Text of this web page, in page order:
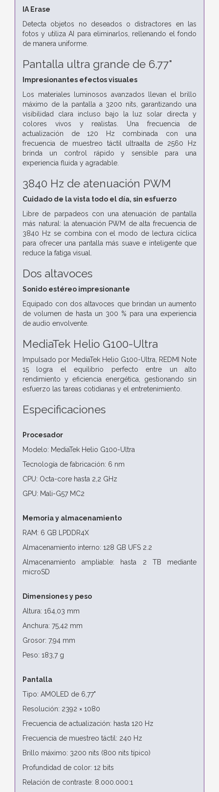
IA Erase
Detecta objetos no deseados o distractores en las
fotos y utiliza AI para eliminarlos, rellenando el fondo
de manera uniforme.
Pantalla ultra grande de 6.77"
Impresionantes efectos visuales
Los materiales luminosos avanzados llevan el brillo
máximo de la pantalla a 3200 nits, garantizando una
visibilidad clara incluso bajo la luz solar directa y
colores vivos y realistas. Una frecuencia de
actualización de 120 Hz combinada con una
frecuencia de muestreo táctil ultraalta de 2560 Hz
brinda un control rápido y sensible para una
experiencia fluida y agradable.
3840 Hz de atenuación PWM
Cuidado de la vista todo el día, sin esfuerzo
Libre de parpadeos con una atenuación de pantalla
más natural: la atenuación PWM de alta frecuencia de
3840 Hz se combina con el modo de lectura cíclica
para ofrecer una pantalla más suave e inteligente que
reduce la fatiga visual.
Dos altavoces
Sonido estéreo impresionante
Equipado con dos altavoces que brindan un aumento
de volumen de hasta un 300 % para una experiencia
de audio envolvente.
MediaTek Helio G100-Ultra
Impulsado por MediaTek Helio G100-Ultra, REDMI Note
15 logra el equilibrio perfecto entre un alto
rendimiento y eficiencia energética, gestionando sin
esfuerzo las tareas cotidianas y el entretenimiento.
Especificaciones
Procesador
Modelo: MediaTek Helio G100-Ultra
Tecnología de fabricación: 6 nm
CPU: Octa-core hasta 2,2 GHz
GPU: Mali-G57 MC2
Memoria y almacenamiento
RAM: 6 GB LPDDR4X
Almacenamiento interno: 128 GB UFS 2.2
Almacenamiento ampliable: hasta 2 TB mediante
microSD
Dimensiones y peso
Altura: 164,03 mm
Anchura: 75,42 mm
Grosor: 7,94 mm
Peso: 183,7 g
Pantalla
Tipo: AMOLED de 6,77"
Resolución: 2392 × 1080
Frecuencia de actualización: hasta 120 Hz
Frecuencia de muestreo táctil: 240 Hz
Brillo máximo: 3200 nits (800 nits típico)
Profundidad de color: 12 bits
Relación de contraste: 8.000.000:1